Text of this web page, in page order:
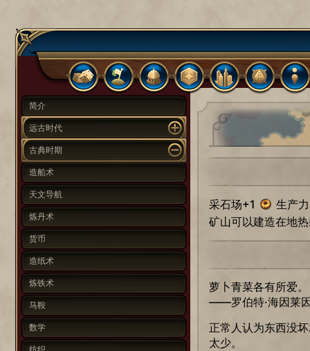
简介
远古时代
古典时期
造船术
天文导航
炼丹术
货币
造纸术
炼铁术
马鞍
数学
纺织
采石场+1
生产
矿山可以建造在地
萝卜青菜各有所爱。
——罗伯特·海因莱
正常人认为东西没
太少。